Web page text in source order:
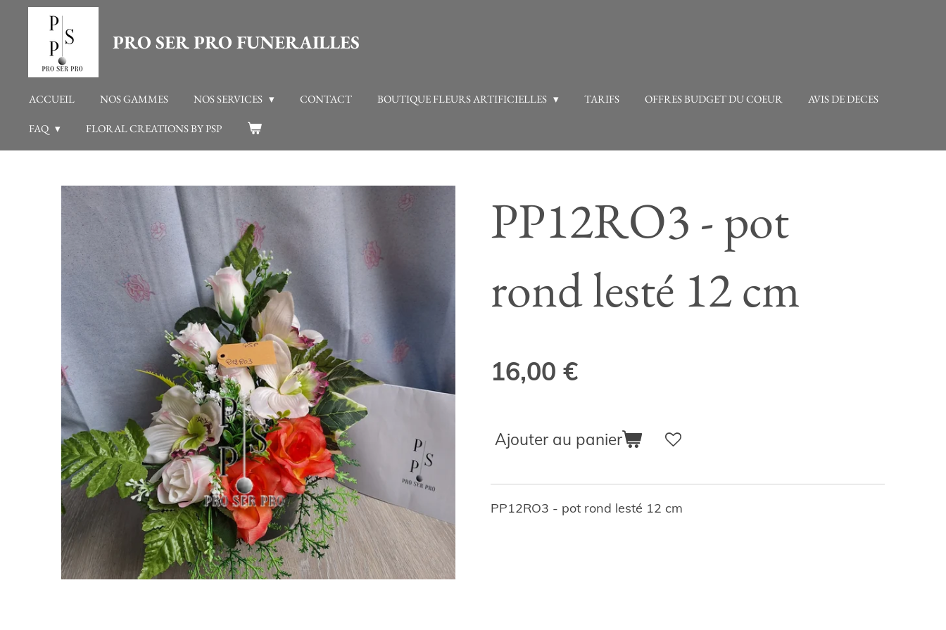
contenu
PRO SER PRO FUNERAILLES
ACCUEIL NOS GAMMES NOS SERVICES CONTACT BOUTIQUE FLEURS ARTIFICIELLES TARIFS OFFRES BUDGET DU COEUR AVIS DE DECES
FAQ FLORAL CREATIONS BY PSP
PP12RO3 - pot
rond lesté 12 cm
16,00 €
Ajouter au panier
PP12RO3 - pot rond lesté 12 cm